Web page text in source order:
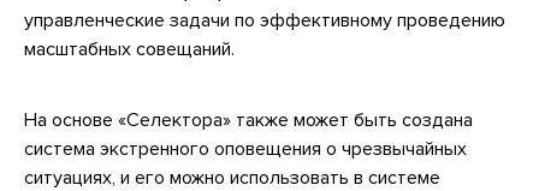
управленческие задачи по эффективному проведению
масштабных совещаний.
На основе «Селектора» также может быть создана
система экстренного оповещения о чрезвычайных
ситуациях, и его можно использовать в системе